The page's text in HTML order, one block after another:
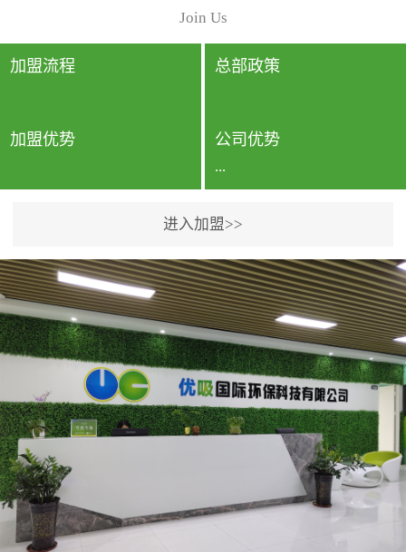
内空间都有整体消毒的需
要。因为空间内人流携带
的、空气...
法，空气采样量准确，检
测结果可靠，远胜于其他
检测...
Join Us
加盟流程 总部政策
加盟优势 公司优势
...
专利保护优势、双甲资质
企业（“室内环境净化治理
甲级施工资质”“室内环境
污染治理资质等级证
书”）、拥有多名高级《环
境工程高级工程师》室内
空气治理资格认证的治理
人员、掌握室内空气净化
治理实用技术和五项专利
技术、八项计算机软件著
作权登记证书等。研发实
进入加盟>>